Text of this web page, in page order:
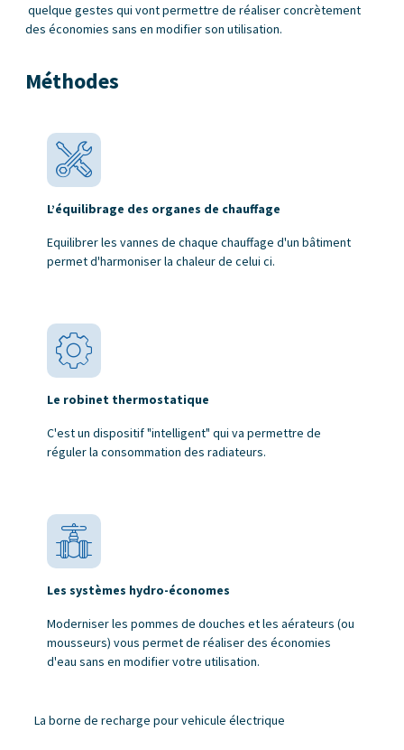
quelque gestes qui vont permettre de réaliser concrètement
des économies sans en modifier son utilisation.
Méthodes
L’équilibrage des organes de chauffage
Equilibrer les vannes de chaque chauffage d'un bâtiment
permet d'harmoniser la chaleur de celui ci.
Le robinet thermostatique
C'est un dispositif "intelligent" qui va permettre de
réguler la consommation des radiateurs.
Les systèmes hydro-économes
Moderniser les pommes de douches et les aérateurs (ou
mousseurs) vous permet de réaliser des économies
d'eau sans en modifier votre utilisation.
La borne de recharge pour vehicule électrique